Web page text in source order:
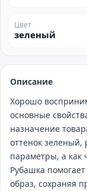
Цвет
зеленый
Описание
Хорошо
основные
назначение
оттенок зеленый,
параметры, а как
Рубашка
образ, сохраняя